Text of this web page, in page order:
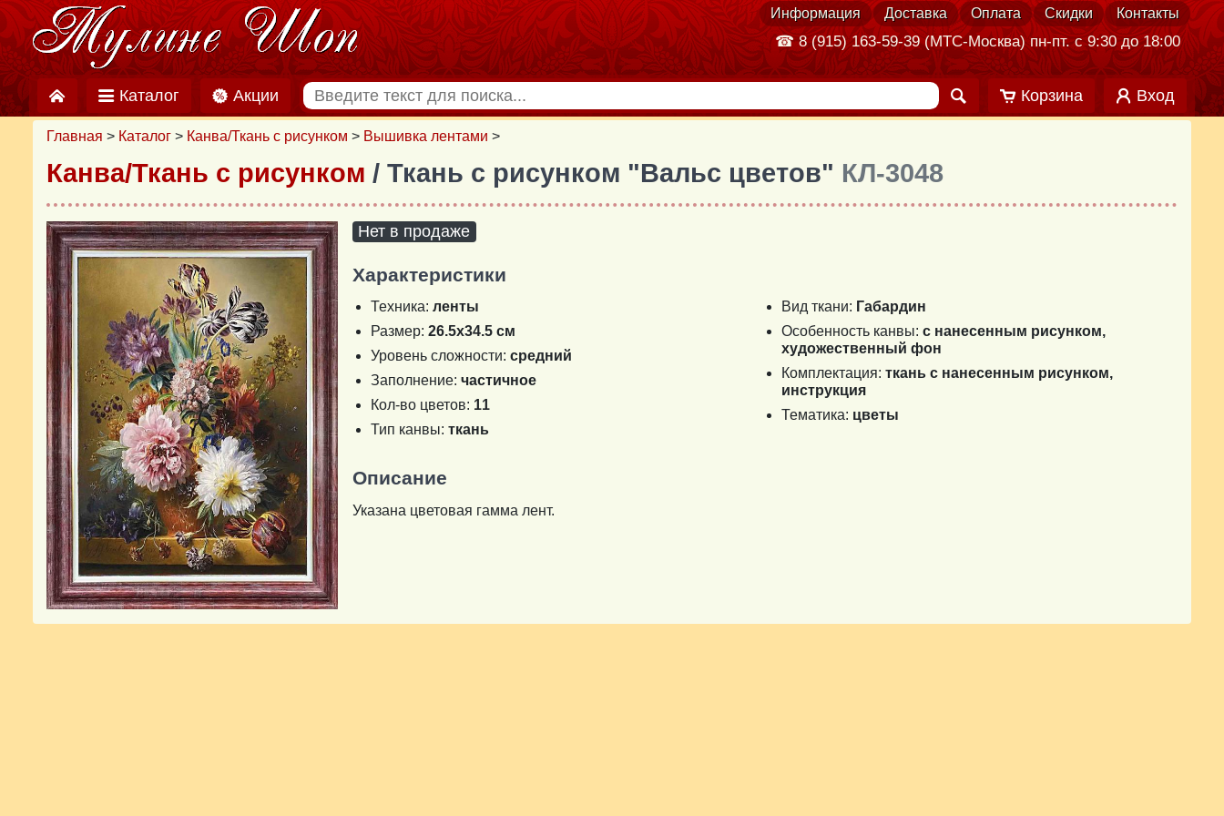
Информация Доставка Оплата Скидки Контакты
☎ 8 (915) 163-59-39 (МТС-Москва) пн-пт. с 9:30 до 18:00
Каталог Акции Корзина Вход
Главная > Каталог > Канва/Ткань с рисунком > Вышивка лентами >
Канва/Ткань с рисунком / Ткань с рисунком "Вальс цветов" КЛ-3048
Нет в продаже
Характеристики
Техника: ленты
Размер: 26.5х34.5 см
Уровень сложности: средний
Заполнение: частичное
Кол-во цветов: 11
Тип канвы: ткань
Вид ткани: Габардин
Особенность канвы: с нанесенным рисунком,
художественный фон
Комплектация: ткань с нанесенным рисунком,
инструкция
Тематика: цветы
Описание
Указана цветовая гамма лент.